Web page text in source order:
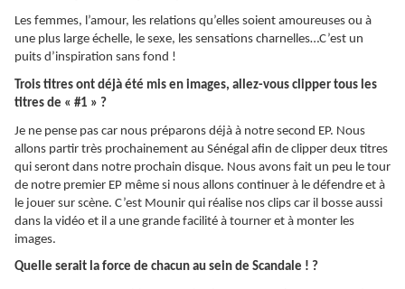
Les femmes, l’amour, les relations qu’elles soient amoureuses ou à
une plus large échelle, le sexe, les sensations charnelles…C’est un
puits d’inspiration sans fond !
Trois titres ont déjà été mis en images, allez-vous clipper tous les
titres de « #1 » ?
Je ne pense pas car nous préparons déjà à notre second EP. Nous
allons partir très prochainement au Sénégal afin de clipper deux titres
qui seront dans notre prochain disque. Nous avons fait un peu le tour
de notre premier EP même si nous allons continuer à le défendre et à
le jouer sur scène. C’est Mounir qui réalise nos clips car il bosse aussi
dans la vidéo et il a une grande facilité à tourner et à monter les
images.
Quelle serait la force de chacun au sein de Scandale ! ?